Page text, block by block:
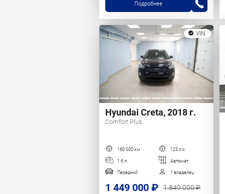
Подробнее
VIN
Hyundai Creta, 2018 г.
Comfort Plus
160 000 км 123 л.с.
1.6 л. Автомат
Передний 1 владелец
1 449 000 ₽
1 849 000 ₽